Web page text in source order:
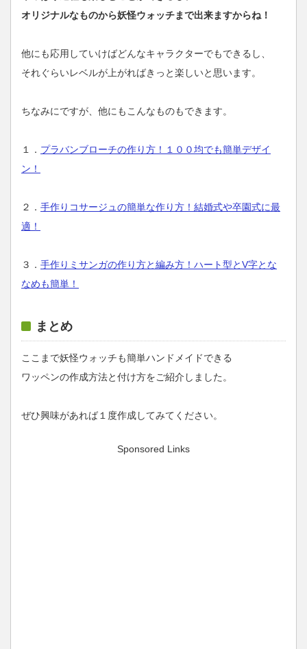
オリジナルなものから妖怪ウォッチまで出来ますからね！
他にも応用していけばどんなキャラクターでもできるし、
それぐらいレベルが上がればきっと楽しいと思います。
ちなみにですが、他にもこんなものもできます。
１． プラバンブローチの作り方！１００均でも簡単デザイ
ン！
２． 手作りコサージュの簡単な作り方！結婚式や卒園式に最
適！
３． 手作りミサンガの作り方と編み方！ハート型とV字とな
なめも簡単！
まとめ
ここまで妖怪ウォッチも簡単ハンドメイドできる
ワッペンの作成方法と付け方をご紹介しました。
ぜひ興味があれば１度作成してみてください。
Sponsored Links